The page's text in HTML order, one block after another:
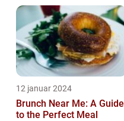
verden
12 januar 2024
Brunch Near Me: A Guide
to the Perfect Meal